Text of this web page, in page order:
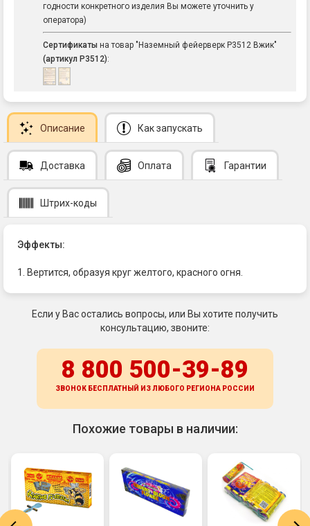
годности конкретного изделия Вы можете уточнить у
оператора)
Сертификаты на товар "Наземный фейерверк Р3512 Вжик"
(артикул Р3512):
Описание Как запускать
Доставка Оплата Гарантии
Штрих-коды
Эффекты:
1. Вертится, образуя круг желтого, красного огня.
Если у Вас остались вопросы, или Вы хотите получить
консультацию, звоните:
8 800 500-39-89
ЗВОНОК БЕСПЛАТНЫЙ ИЗ ЛЮБОГО РЕГИОНА РОССИИ
Похожие товары в наличии: